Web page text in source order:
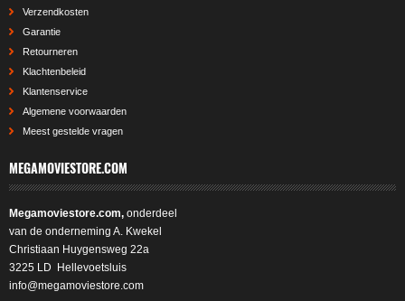
Verzendkosten
Garantie
Retourneren
Klachtenbeleid
Klantenservice
Algemene voorwaarden
Meest gestelde vragen
MEGAMOVIESTORE.COM
Megamoviestore.com, onderdeel
van de onderneming A. Kwekel
Christiaan Huygensweg 22a
3225 LD Hellevoetsluis
info@megamoviestore.com